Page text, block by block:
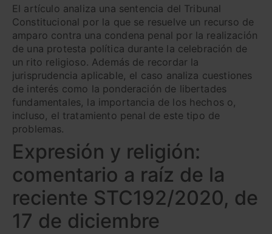
El artículo analiza una sentencia del Tribunal
Constitucional por la que se resuelve un recurso de
amparo contra una condena penal por la realización
de una protesta política durante la celebración de
un rito religioso. Además de recordar la
jurisprudencia aplicable, el caso analiza cuestiones
de interés como la ponderación de libertades
fundamentales, la importancia de los hechos o,
incluso, el tratamiento penal de este tipo de
problemas.
Expresión y religión:
comentario a raíz de la
reciente STC192/2020, de
17 de diciembre